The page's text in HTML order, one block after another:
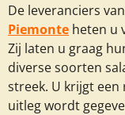
De leveranciers
Piemonte heten u
Zij laten u graag
diverse soorten
streek. U krijgt
uitleg wordt